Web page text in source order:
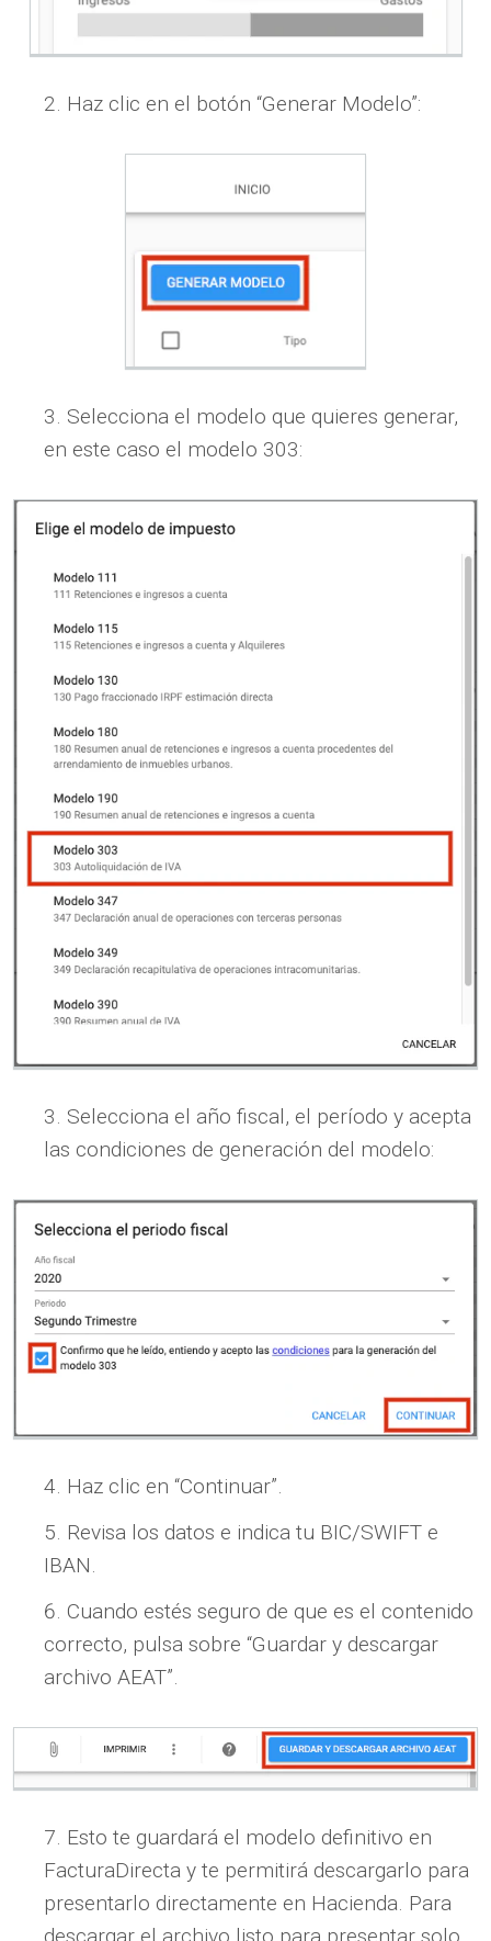
Haz clic en el botón “Generar Modelo”:
Selecciona el modelo que quieres generar,
en este caso el modelo 303:
Selecciona el año fiscal, el período y acepta
las condiciones de generación del modelo:
Haz clic en “Continuar”.
Revisa los datos e indica tu BIC/SWIFT e
IBAN.
Cuando estés seguro de que es el contenido
correcto, pulsa sobre “Guardar y descargar
archivo AEAT”.
Esto te guardará el modelo definitivo en
FacturaDirecta y te permitirá descargarlo para
presentarlo directamente en Hacienda. Para